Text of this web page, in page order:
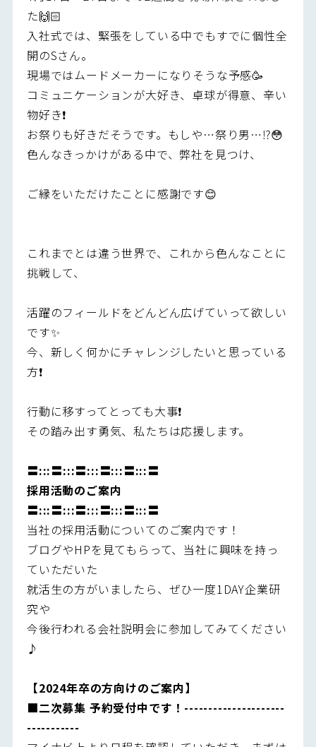
た🙌🏻
入社式では、緊張をしている中でもすでに個性全
開のSさん。
現場ではムードメーカーになりそうな予感🥳
コミュニケーションが大好き、卓球が得意、辛い
物好き❗️
お祭りも好きだそうです。もしや…祭り男…⁉️😳
色んなきっかけがある中で、弊社を見つけ、
ご縁をいただけたことに感謝です😊
これまでとは違う世界で、これから色んなことに
挑戦して、
活躍のフィールドをどんどん広げていって欲しい
です✨
今、新しく何かにチャレンジしたいと思っている
方❗
行動に移すってとっても大事❗
その踏み出す勇気、私たちは応援します。
〓:::〓:::〓:::〓:::〓:::〓
採用活動のご案内
〓:::〓:::〓:::〓:::〓:::〓
当社の採用活動についてのご案内です！
ブログやHPを見てもらって、当社に興味を持っ
ていただいた
就活生の方がいましたら、ぜひ一度1DAY企業研
究や
今後行われる会社説明会に参加してみてください
♪
【2024年卒の方向けのご案内】
■二次募集 予約受付中です！---------------------
-----------